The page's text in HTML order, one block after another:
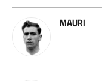
Mauri